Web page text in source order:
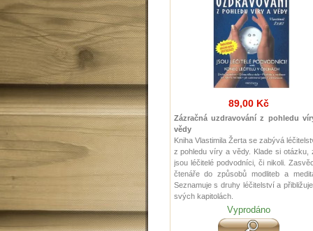
89,00 Kč
Zázračná uzdravování z pohledu
vědy
Kniha Vlastimila Žerta se zabývá
z pohledu víry a vědy. Klade si otázku,
jsou léčitelé podvodníci, či nikoli.
čtenáře do způsobů modliteb a
Seznamuje s druhy léčitelství a
svých kapitolách.
Vyprodáno